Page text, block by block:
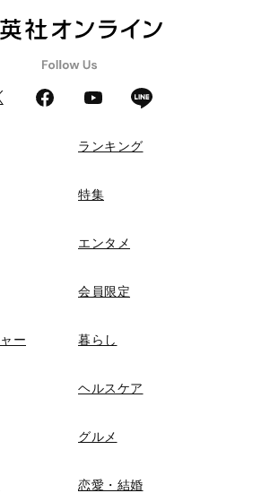
ランキング
特集
エンタメ
会員限定
ー 暮らし
ヘルスケア
グルメ
恋愛・結婚